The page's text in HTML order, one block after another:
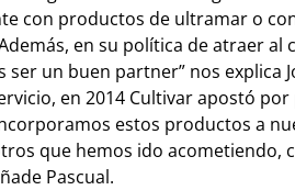
con productos de ultramar o
en su política de atraer
ser un buen partner” nos explica
en 2014 Cultivar apostó
estos productos a
que hemos ido acometiendo,
Pascual.